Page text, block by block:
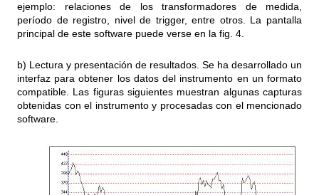
ejemplo: relaciones de los transformadores de medida,
período de registro, nivel de trigger, entre otros. La pantalla
principal de este software puede verse en la fig. 4.
b) Lectura y presentación de resultados. Se ha desarrollado un
interfaz para obtener los datos del instrumento en un formato
compatible. Las figuras siguientes muestran algunas capturas
obtenidas con el instrumento y procesadas con el mencionado
software.